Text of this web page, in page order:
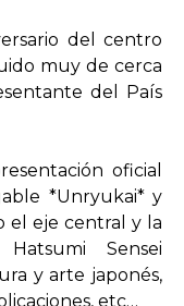
del centro
muy de cerca
del País
oficial
*Unryukai* y
el eje central y la
Sensei
y arte japonés,
etc…